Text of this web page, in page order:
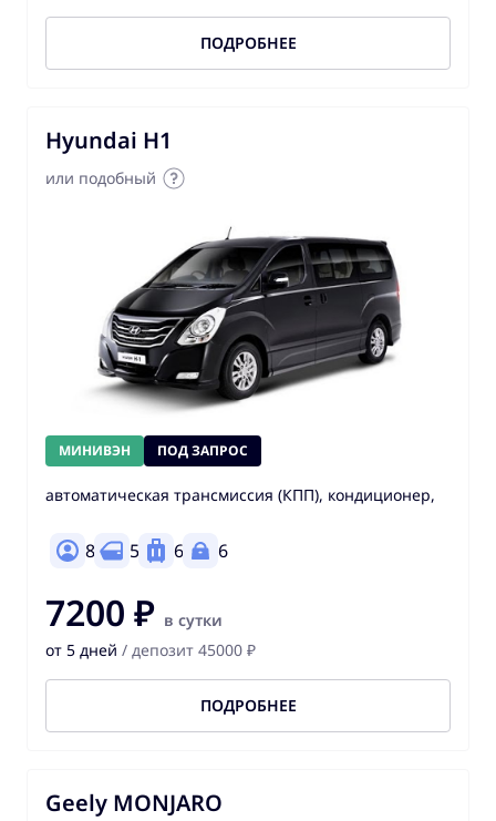
ПОДРОБНЕЕ
Hyundai H1
или подобный
МИНИВЭН ПОД ЗАПРОС
автоматическая трансмиссия (КПП), кондиционер,
8 5 6 6
7200 ₽ в сутки
от 5 дней / депозит 45000 ₽
ПОДРОБНЕЕ
Geely MONJARO